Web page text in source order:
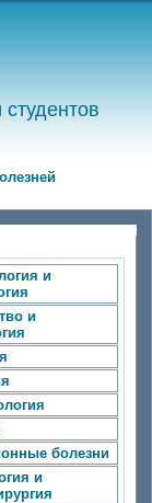
и
и
болезни
и